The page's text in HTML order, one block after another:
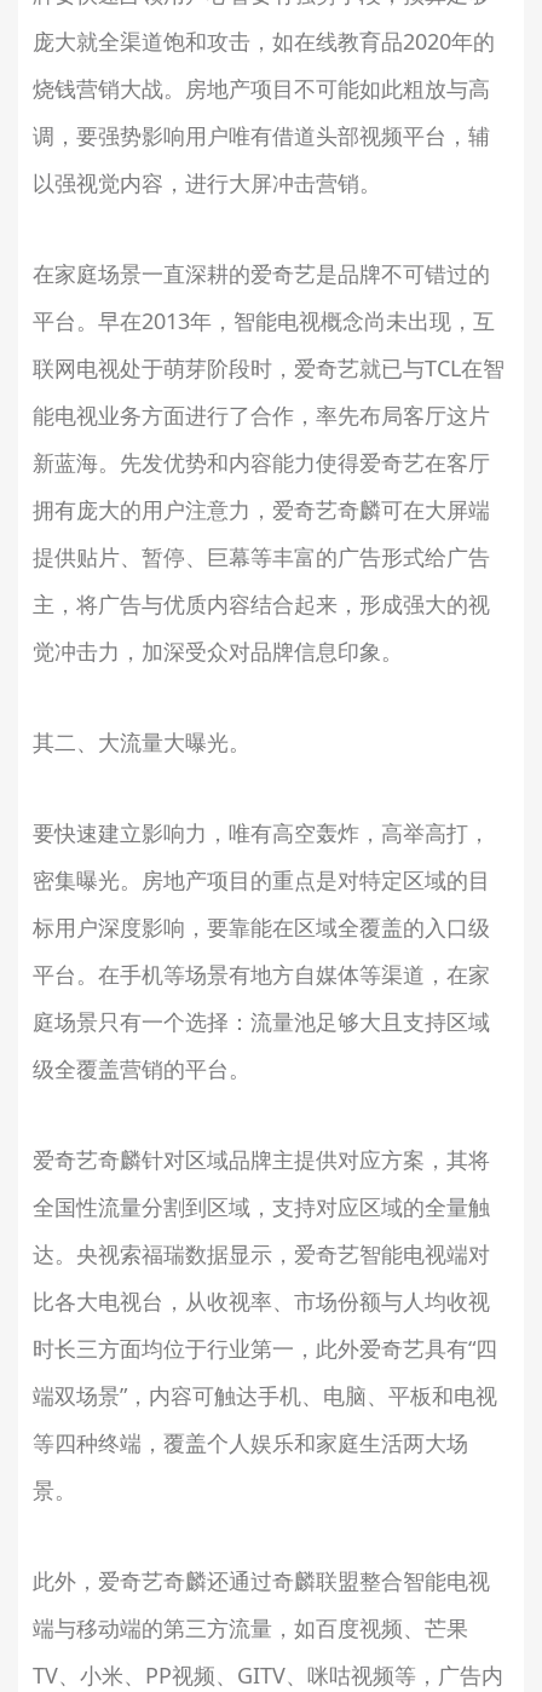
庞大就全渠道饱和攻击，如在线教育品2020年的
烧钱营销大战。房地产项目不可能如此粗放与高
调，要强势影响用户唯有借道头部视频平台，辅
以强视觉内容，进行大屏冲击营销。
在家庭场景一直深耕的爱奇艺是品牌不可错过的
平台。早在2013年，智能电视概念尚未出现，互
联网电视处于萌芽阶段时，爱奇艺就已与TCL在智
能电视业务方面进行了合作，率先布局客厅这片
新蓝海。先发优势和内容能力使得爱奇艺在客厅
拥有庞大的用户注意力，爱奇艺奇麟可在大屏端
提供贴片、暂停、巨幕等丰富的广告形式给广告
主，将广告与优质内容结合起来，形成强大的视
觉冲击力，加深受众对品牌信息印象。
其二、大流量大曝光。
要快速建立影响力，唯有高空轰炸，高举高打，
密集曝光。房地产项目的重点是对特定区域的目
标用户深度影响，要靠能在区域全覆盖的入口级
平台。在手机等场景有地方自媒体等渠道，在家
庭场景只有一个选择：流量池足够大且支持区域
级全覆盖营销的平台。
爱奇艺奇麟针对区域品牌主提供对应方案，其将
全国性流量分割到区域，支持对应区域的全量触
达。央视索福瑞数据显示，爱奇艺智能电视端对
比各大电视台，从收视率、市场份额与人均收视
时长三方面均位于行业第一，此外爱奇艺具有“四
端双场景”，内容可触达手机、电脑、平板和电视
等四种终端，覆盖个人娱乐和家庭生活两大场
景。
此外，爱奇艺奇麟还通过奇麟联盟整合智能电视
端与移动端的第三方流量，如百度视频、芒果
TV、小米、PP视频、GITV、咪咕视频等，广告内